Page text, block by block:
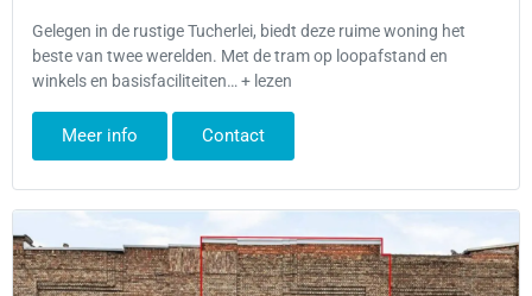
Gelegen in de rustige Tucherlei, biedt deze ruime woning het
beste van twee werelden. Met de tram op loopafstand en
winkels en basisfaciliteiten… + lezen
Meer info Contact